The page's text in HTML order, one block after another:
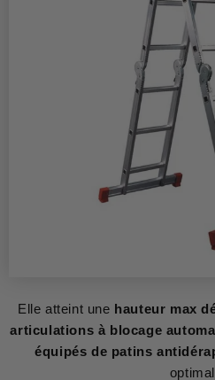
Elle atteint une hauteur max
articulations à blocage
équipés de patins